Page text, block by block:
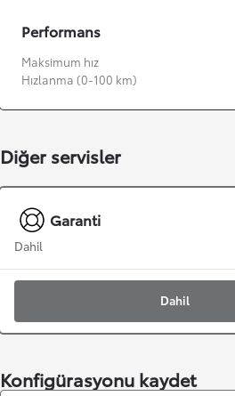
Performans
Maksimum hız
Hızlanma (0-100 km)
Diğer servisler
Garanti
Dahil
Dahil
Konfigürasyonu kaydet